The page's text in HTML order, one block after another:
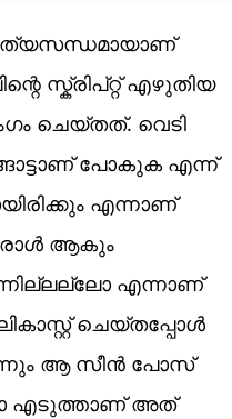
സത്യസന്ധമായാണ്
സ്ക്രിപ്റ്റ് എഴുതിയ
ചെയ്തത്. വെടി
പോകുക എന്ന്
എന്നാണ്
ആകും
എന്നാണ്
ചെയ്തപ്പോൾ
ആ സീൻ പോസ്
എടുത്താണ് അത്